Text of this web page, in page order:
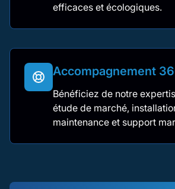
efficaces et écologiques.
Accompagnement
Bénéficiez de notre
étude de marché,
maintenance et support